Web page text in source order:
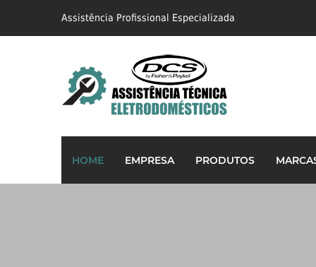
Assistência Profissional Especializada
HOME EMPRESA PRODUTOS